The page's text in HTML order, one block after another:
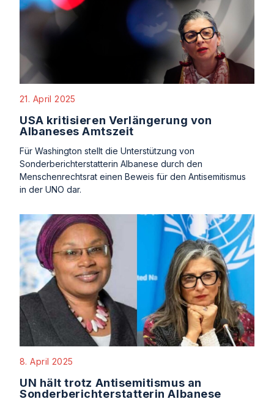
21. April 2025
USA kritisieren Verlängerung von
Albaneses Amtszeit
Für Washington stellt die Unterstützung von
Sonderberichterstatterin Albanese durch den
Menschenrechtsrat einen Beweis für den Antisemitismus
in der UNO dar.
8. April 2025
UN hält trotz Antisemitismus an
Sonderberichterstatterin Albanese